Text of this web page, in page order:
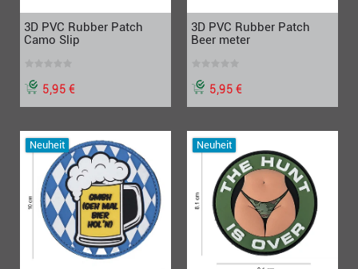
3D PVC Rubber Patch
Camo Slip
5,95 €
3D PVC Rubber Patch
Beer meter
5,95 €
Neuheit Neuheit